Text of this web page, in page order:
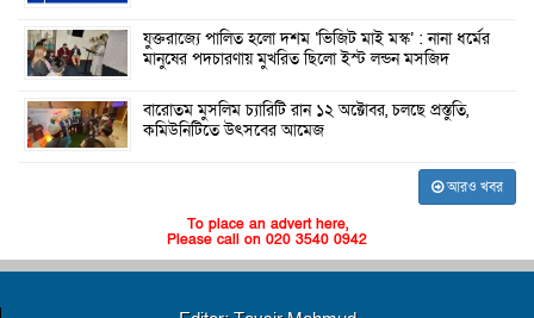
যুক্তরাজ্যে পালিত হলো দশম ‘ভিজিট মাই মস্ক’ : নানা ধর্মের
মানুষের পদচারণায় মুখরিত ছিলো ইস্ট লন্ডন মসজিদ
বারোতম মুসলিম চ্যারিটি রান ১২ অক্টোবর, চলছে প্রস্তুতি,
কমিউনিটিতে উৎসবের আমেজ
আরও খবর
To place an advert here,
Please call on 020 3540 0942